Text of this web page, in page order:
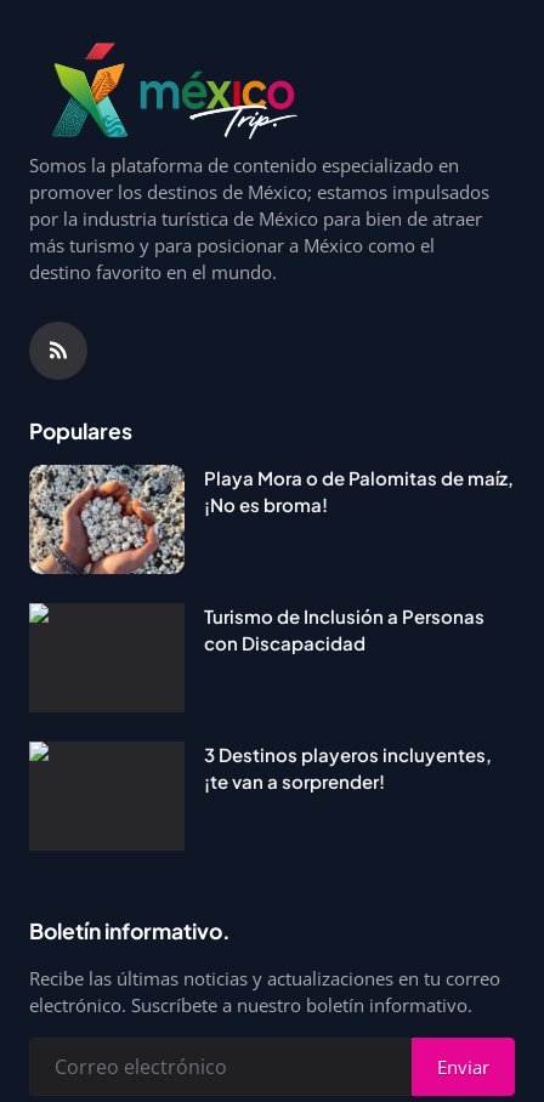
Somos la plataforma de contenido especializado en
promover los destinos de México; estamos impulsados
por la industria turística de México para bien de atraer
más turismo y para posicionar a México como el
destino favorito en el mundo.
Populares
Playa Mora o de Palomitas de maíz,
¡No es broma!
Turismo de Inclusión a Personas
con Discapacidad
3 Destinos playeros incluyentes,
¡te van a sorprender!
Boletín informativo.
Recibe las últimas noticias y actualizaciones en tu correo
electrónico. Suscríbete a nuestro boletín informativo.
Enviar